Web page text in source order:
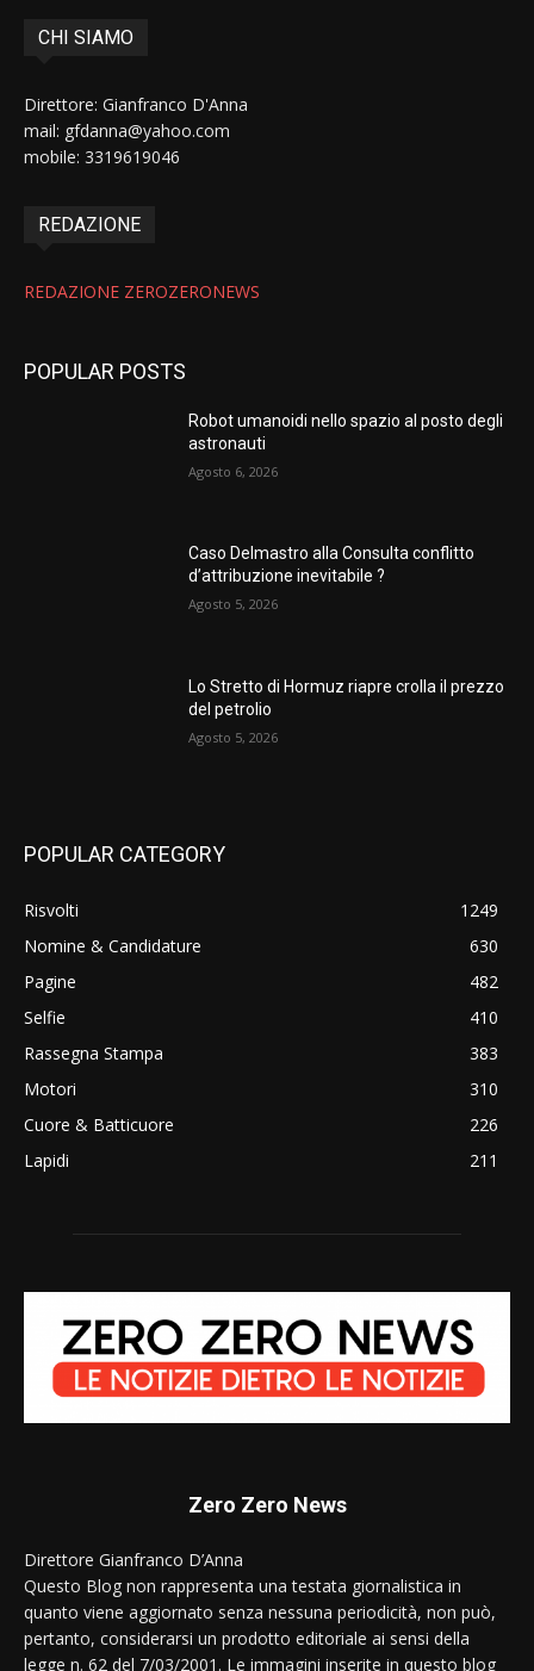
CHI SIAMO
Direttore: Gianfranco D'Anna
mail: gfdanna@yahoo.com
mobile: 3319619046
REDAZIONE
REDAZIONE ZEROZERONEWS
POPULAR POSTS
Robot umanoidi nello spazio al posto degli
astronauti
Agosto 6, 2026
Caso Delmastro alla Consulta conflitto
d’attribuzione inevitabile ?
Agosto 5, 2026
Lo Stretto di Hormuz riapre crolla il prezzo
del petrolio
Agosto 5, 2026
POPULAR CATEGORY
Risvolti
1249
Nomine & Candidature
630
Pagine
482
Selfie
410
Rassegna Stampa
383
Motori
310
Cuore & Batticuore
226
Lapidi
211
Zero Zero News
Direttore Gianfranco D’Anna
Questo Blog non rappresenta una testata giornalistica in
quanto viene aggiornato senza nessuna periodicità, non può,
pertanto, considerarsi un prodotto editoriale ai sensi della
legge n. 62 del 7/03/2001. Le immagini inserite in questo blog